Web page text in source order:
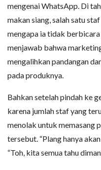
mengenai WhatsApp. Di
makan siang, salah satu
mengapa ia tidak
menjawab bahwa
mengalihkan pandangan
pada produknya.
Bahkan setelah pindah ke
karena jumlah staf yang
menolak untuk memasang
tersebut. “Plang hanya
“Toh, kita semua tahu